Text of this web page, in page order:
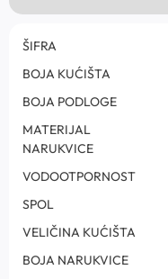
ŠIFRA
BOJA KUĆIŠTA
BOJA PODLOGE
MATERIJAL
NARUKVICE
VODOOTPORNOST
SPOL
VELIČINA KUĆIŠTA
BOJA NARUKVICE